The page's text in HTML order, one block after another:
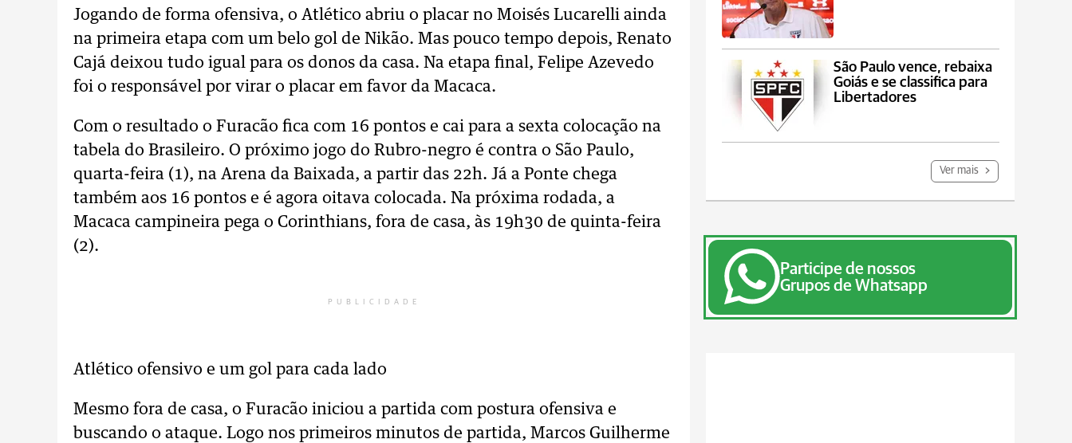
Jogando de forma ofensiva, o Atlético abriu o placar no Moisés Lucarelli ainda
na primeira etapa com um belo gol de Nikão. Mas pouco tempo depois, Renato
Cajá deixou tudo igual para os donos da casa. Na etapa final, Felipe Azevedo
foi o responsável por virar o placar em favor da Macaca.
Com o resultado o Furacão fica com 16 pontos e cai para a sexta colocação na
tabela do Brasileiro. O próximo jogo do Rubro-negro é contra o São Paulo,
quarta-feira (1), na Arena da Baixada, a partir das 22h. Já a Ponte chega
também aos 16 pontos e é agora oitava colocada. Na próxima rodada, a
Macaca campineira pega o Corinthians, fora de casa, às 19h30 de quinta-feira
(2).
PUBLICIDADE
Atlético ofensivo e um gol para cada lado
Mesmo fora de casa, o Furacão iniciou a partida com postura ofensiva e
buscando o ataque. Logo nos primeiros minutos de partida, Marcos Guilherme
São Paulo vence, rebaixa
Goiás e se classifica para
Libertadores
Ver mais
Participe de nossos
Grupos de Whatsapp